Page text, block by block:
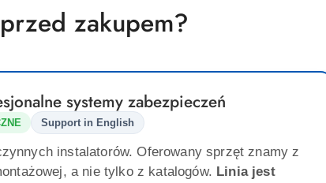
zakupem?
systemy zabezpieczeń
Support in English
instalatorów. Oferowany sprzęt znamy z
a nie tylko z katalogów. Linia jest